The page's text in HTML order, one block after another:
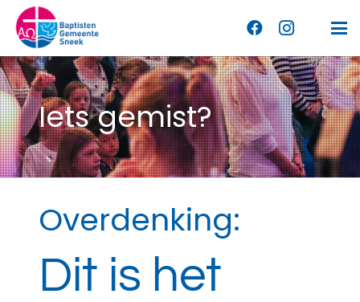
Iets gemist?
Overdenking:
Dit is het